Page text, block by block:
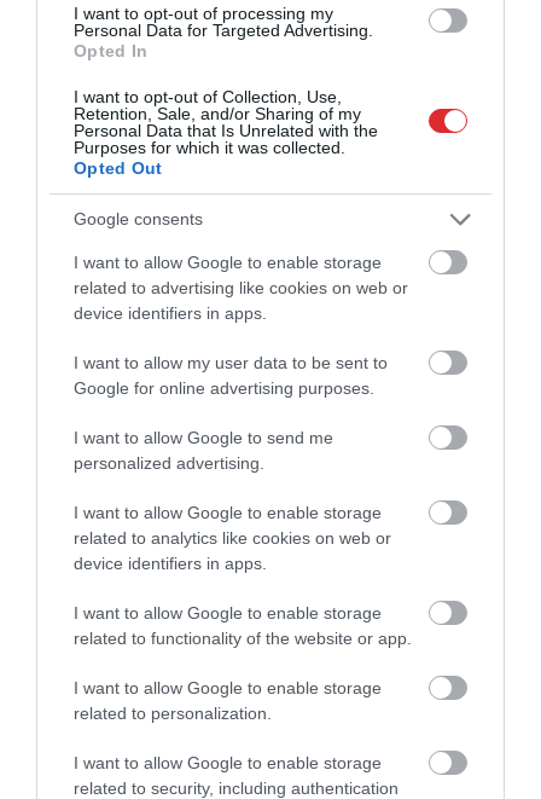
I want to opt-out of processing my
Personal Data for Targeted Advertising.
Opted In
I want to opt-out of Collection, Use,
Retention, Sale, and/or Sharing of my
Personal Data that Is Unrelated with the
Purposes for which it was collected.
Opted Out
Google consents
I want to allow Google to enable storage
related to advertising like cookies on web or
device identifiers in apps.
I want to allow my user data to be sent to
Google for online advertising purposes.
I want to allow Google to send me
personalized advertising.
I want to allow Google to enable storage
related to analytics like cookies on web or
device identifiers in apps.
I want to allow Google to enable storage
related to functionality of the website or app.
I want to allow Google to enable storage
related to personalization.
I want to allow Google to enable storage
related to security, including authentication
atteikums,” LBSF prezidents skaidro,
kāpēc Latvijas bobslejisti koncentrēsies
Tuvojas sezonas kulminācija! Valmierā
būs iespēja ielēkt uz Birmingemu
aizejošā vilciena pēdējā vagonā